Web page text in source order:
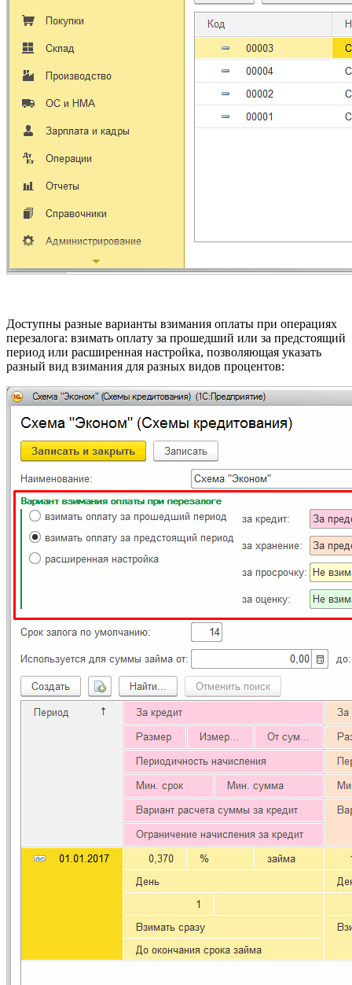
Доступны разные варианты взимания оплаты при операциях
перезалога: взимать оплату за прошедший или за предстоящий
период или расширенная настройка, позволяющая указать
разный вид взимания для разных видов процентов: